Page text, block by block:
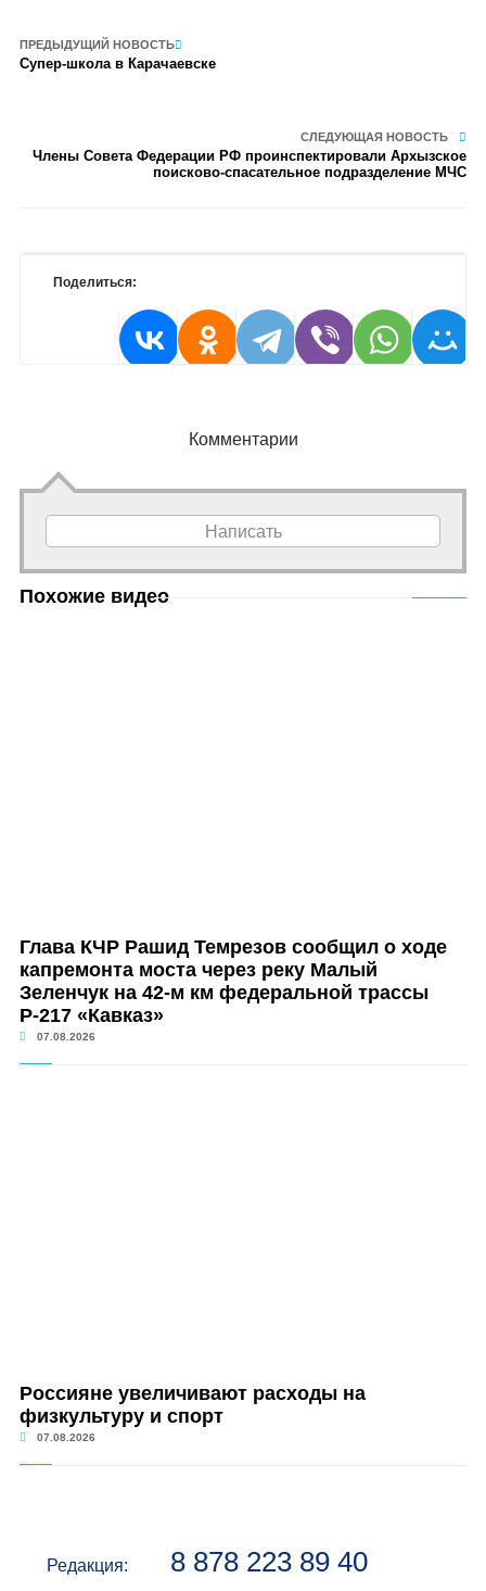
ПРЕДЫДУЩИЙ НОВОСТЬ
Супер-школа в Карачаевске
СЛЕДУЮЩАЯ НОВОСТЬ
Члены Совета Федерации РФ проинспектировали Архызское
поисково-спасательное подразделение МЧС
Поделиться:
Комментарии
Написать
Похожие видео
Глава КЧР Рашид Темрезов сообщил о ходе
капремонта моста через реку Малый
Зеленчук на 42-м км федеральной трассы
Р-217 «Кавказ»
07.08.2026
Россияне увеличивают расходы на
физкультуру и спорт
07.08.2026
Редакция: 8 878 223 89 40